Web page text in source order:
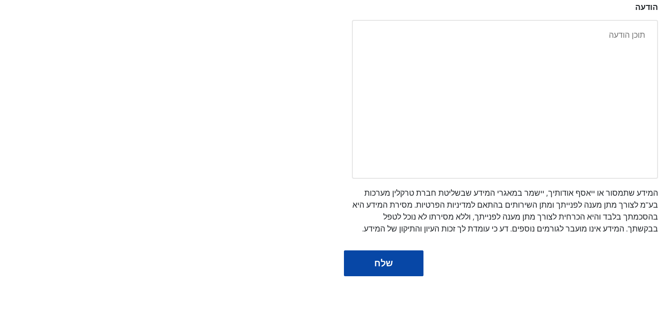
הודעה
המידע שתמסור או ייאסף אודותיך, יישמר במאגרי המידע שבשליטת חברת טרקלין מערכות
בע"מ לצורך מתן מענה לפנייתך ומתן השירותים בהתאם למדיניות הפרטיות. מסירת המידע היא
בהסכמתך בלבד והיא הכרחית לצורך מתן מענה לפנייתך, וללא מסירתו לא נוכל לטפל
בבקשתך. המידע אינו מועבר לגורמים נוספים. דע כי עומדת לך זכות העיון והתיקון של המידע.
שלח